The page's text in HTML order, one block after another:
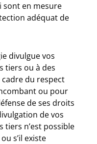
sont en mesure
adéquat de
divulgue vos
tiers ou à des
du respect
ou pour
de ses droits
de vos
tiers n’est possible
s’il existe